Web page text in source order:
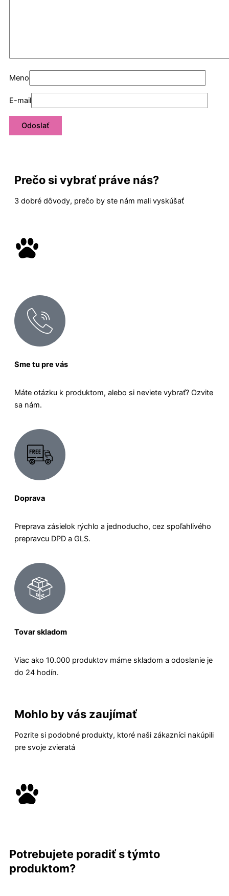
Meno
E-mail
Prečo si vybrať práve nás?
3 dobré dôvody, prečo by ste nám mali vyskúšať
Sme tu pre vás
Máte otázku k produktom, alebo si neviete vybrať? Ozvite
sa nám.
Doprava
Preprava zásielok rýchlo a jednoducho, cez spoľahlivého
prepravcu DPD a GLS.
Tovar skladom
Viac ako 10.000 produktov máme skladom a odoslanie je
do 24 hodín.
Mohlo by vás zaujímať
Pozrite si podobné produkty, ktoré naši zákazníci nakúpili
pre svoje zvieratá
Potrebujete poradiť s týmto
produktom?